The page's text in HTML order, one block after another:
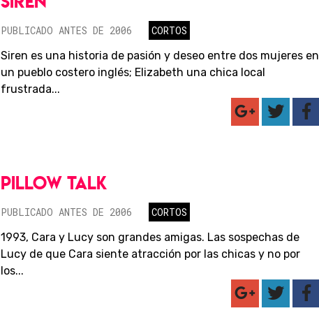
PUBLICADO ANTES DE 2006
CORTOS
Siren es una historia de pasión y deseo entre dos mujeres en
un pueblo costero inglés; Elizabeth una chica local
frustrada...
PILLOW TALK
PUBLICADO ANTES DE 2006
CORTOS
1993, Cara y Lucy son grandes amigas. Las sospechas de
Lucy de que Cara siente atracción por las chicas y no por
los...